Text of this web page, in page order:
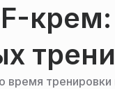
время